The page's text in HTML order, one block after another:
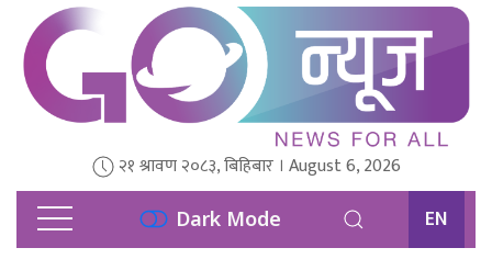
२१ श्रावण २०८३, बिहिबार । August 6, 2026
Dark Mode EN